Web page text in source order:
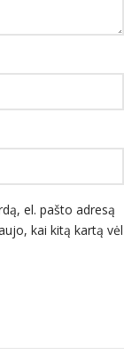
el. pašto adresą
kai kitą kartą vėl